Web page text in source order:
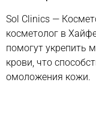
Sol Clinics —
косметолог в
помогут укрепить
крови, что
омоложения кожи.